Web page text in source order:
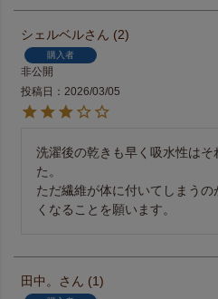
シェルベル 2
購入者
非公開
投稿日
2026/03/05
洗濯後の乾きも早く吸水性はそ
た。
ただ繊維が体に付いてしまう
くなることを願います。
田中。 1